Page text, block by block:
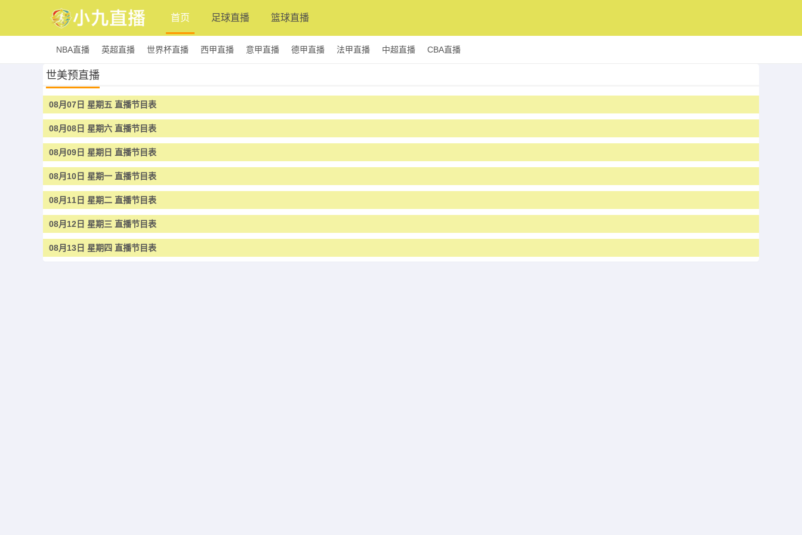
首页 足球直播 篮球直播
NBA直播 英超直播 世界杯直播 西甲直播 意甲直播 德甲直播 法甲直播 中超直播 CBA直播
世美预直播
08月07日 星期五 直播节目表
08月08日 星期六 直播节目表
08月09日 星期日 直播节目表
08月10日 星期一 直播节目表
08月11日 星期二 直播节目表
08月12日 星期三 直播节目表
08月13日 星期四 直播节目表